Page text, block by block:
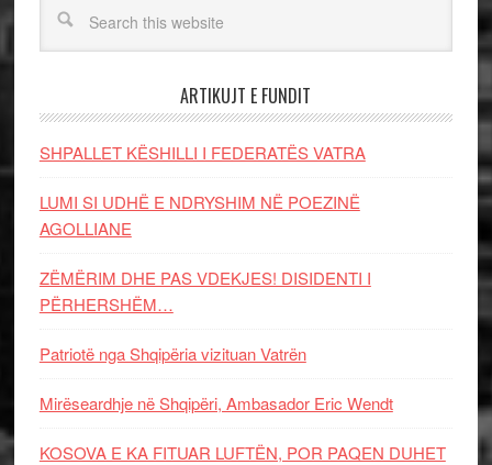
ARTIKUJT E FUNDIT
SHPALLET KËSHILLI I FEDERATËS VATRA
LUMI SI UDHË E NDRYSHIM NË POEZINË
AGOLLIANE
ZËMËRIM DHE PAS VDEKJES! DISIDENTI I
PËRHERSHËM…
Patriotë nga Shqipëria vizituan Vatrën
Mirëseardhje në Shqipëri, Ambasador Eric Wendt
KOSOVA E KA FITUAR LUFTËN, POR PAQEN DUHET